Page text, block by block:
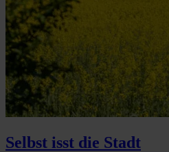
Selbst isst die Stadt